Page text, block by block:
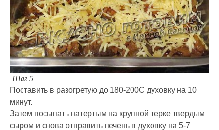
Шаг 5
Поставить в разогретую до 180-200С духовку на 10
минут.
Затем посыпать натертым на крупной терке твердым
сыром и снова отправить печень в духовку на 5-7